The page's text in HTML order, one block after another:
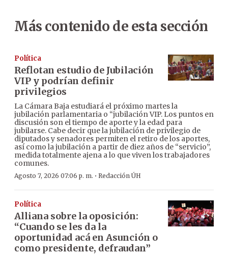
Más contenido de esta sección
Política
Reflotan estudio de Jubilación
VIP y podrían definir
privilegios
La Cámara Baja estudiará el próximo martes la
jubilación parlamentaria o “jubilación VIP. Los puntos en
discusión son el tiempo de aporte y la edad para
jubilarse. Cabe decir que la jubilación de privilegio de
diputados y senadores permiten el retiro de los aportes,
así como la jubilación a partir de diez años de “servicio”,
medida totalmente ajena a lo que viven los trabajadores
comunes.
Agosto 7, 2026 07:06 p. m. · Redacción ÚH
Política
Alliana sobre la oposición:
“Cuando se les da la
oportunidad acá en Asunción o
como presidente, defraudan”